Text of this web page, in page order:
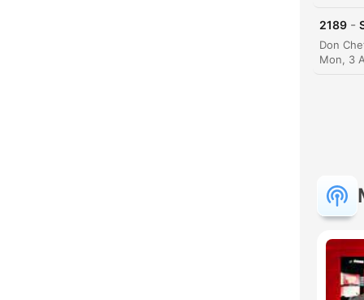
2189 -
Mon, 3